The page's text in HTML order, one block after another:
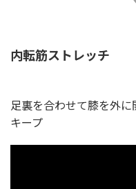
内転筋ストレッチ
足裏を合わせて膝を外
キープ